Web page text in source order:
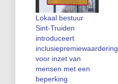
Lokaal bestuur
Sint-Truiden
introduceert
inclusiepremiewaardering
voor inzet van
mensen met een
beperking